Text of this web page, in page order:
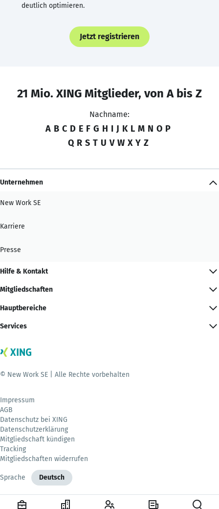
deutlich optimieren.
Jetzt registrieren
21 Mio. XING Mitglieder, von A bis Z
Nachname:
A B C D E F G H I J K L M N O P
Q R S T U V W X Y Z
Unternehmen
New Work SE
Karriere
Presse
Hilfe & Kontakt
Mitgliedschaften
Hauptbereiche
Services
© New Work SE | Alle Rechte vorbehalten
Impressum
AGB
Datenschutz bei XING
Datenschutzerklärung
Mitgliedschaft kündigen
Tracking
Mitgliedschaften widerrufen
Sprache Deutsch